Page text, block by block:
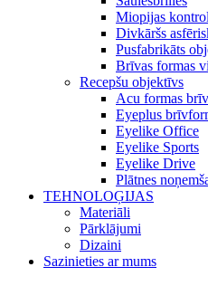
Miopijas
Divkāršs
Pusfabrikāts
Brīvas formas
Recepšu objektīvs
Acu formas
Eyeplus
Eyelike Office
Eyelike Sports
Eyelike Drive
Plātnes
TEHNOLOĢIJAS
Materiāli
Pārklājumi
Dizaini
Sazinieties ar mums